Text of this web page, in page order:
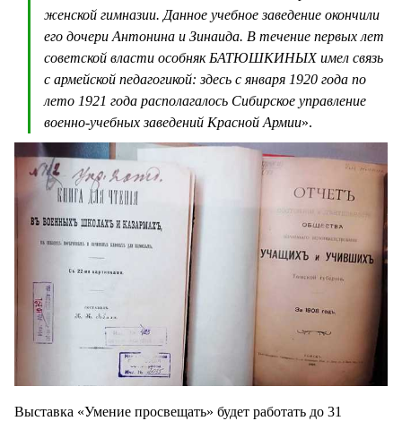
женской гимназии. Данное учебное заведение окончили
его дочери Антонина и Зинаида. В течение первых лет
советской власти особняк БАТЮШКИНЫХ имел связь
с армейской педагогикой: здесь с января 1920 года по
лето 1921 года располагалось Сибирское управление
военно-учебных заведений Красной Армии».
Выставка «Умение просвещать» будет работать до 31